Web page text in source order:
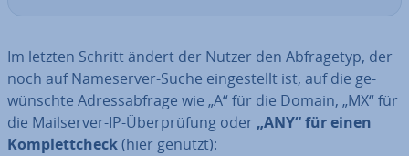
Im letzten Schritt ändert der Nutzer den Ab­fra­ge­typ, der
noch auf Name­ser­ver-Suche ein­ge­stellt ist, auf die ge­
wünsch­te Adress­ab­fra­ge wie „A“ für die Domain, „MX“ für
die Mail­ser­ver-IP-Über­prü­fung oder „ANY“ für einen
Kom­plett­check(hier genutzt):